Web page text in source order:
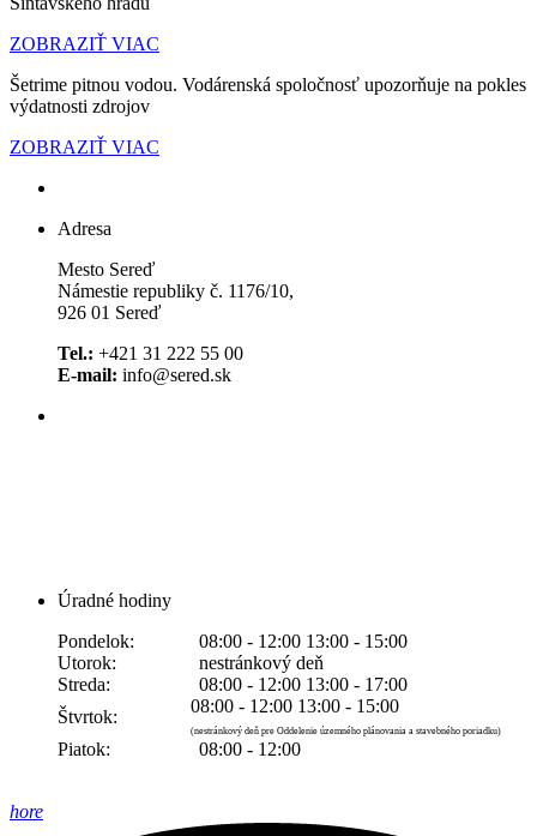
ZOBRAZIŤ VIAC
Šetrime pitnou vodou. Vodárenská spoločnosť upozorňuje na pokles
výdatnosti zdrojov
ZOBRAZIŤ VIAC
Adresa
Mesto Sereď
Námestie republiky č. 1176/10,
926 01 Sereď
Tel.: +421 31 222 55 00
E-mail: info@sered.sk
Úradné hodiny
Pondelok:
08:00 - 12:00 13:00 - 15:00
Utorok:
nestránkový deň
Streda:
08:00 - 12:00 13:00 - 17:00
Štvrtok:
08:00 - 12:00 13:00 - 15:00
(nestránkový deň pre Oddelenie územného plánovania a stavebného poriadku)
Piatok: 08:00 - 12:00
hore